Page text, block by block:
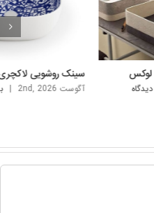
سینک روشویی لاکچری خارجی
آگوست 2nd, 2026 | بدون ديدگاه